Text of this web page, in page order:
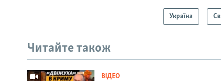
Україна
Читайте також
ВІДЕО